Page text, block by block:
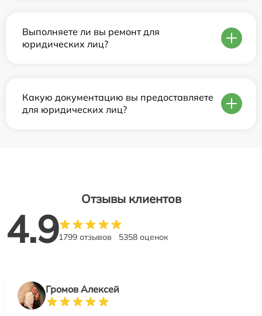
Выполняете ли вы ремонт для
юридических лиц?
Какую документацию вы предоставляете
для юридических лиц?
Отзывы клиентов
4.91799 отзывов 5358 оценок
Громов Алексей